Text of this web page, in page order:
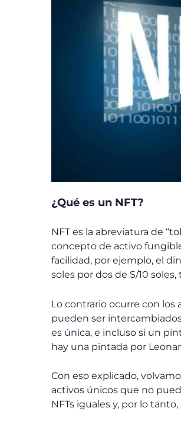
¿Qué es un NFT?
NFT es la abreviatura de
concepto de activo
facilidad, por ejemplo, el
soles por dos de S/10
Lo contrario ocurre con los
pueden ser
es única, e incluso si un
hay una pintada por
Con eso explicado,
activos únicos que no
NFTs iguales y, por lo